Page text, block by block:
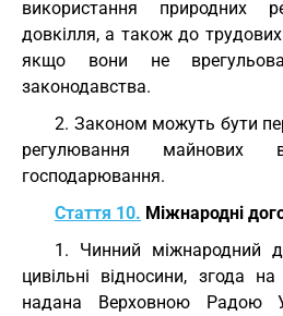
використання природних
довкілля, а також до
якщо вони не
законодавства.
2. Законом можуть бути
регулювання майнових
господарювання.
Стаття 10. Міжнародні
1. Чинний міжнародний
цивільні відносини, згода
надана Верховною Радою